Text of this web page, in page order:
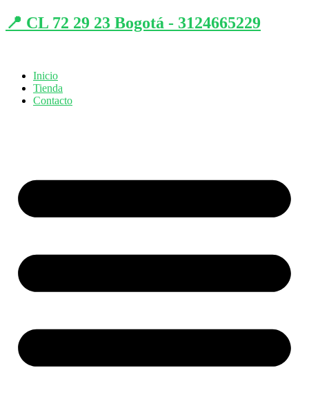
📍 CL 72 29 23 Bogotá - 3124665229
Inicio
Tienda
Contacto